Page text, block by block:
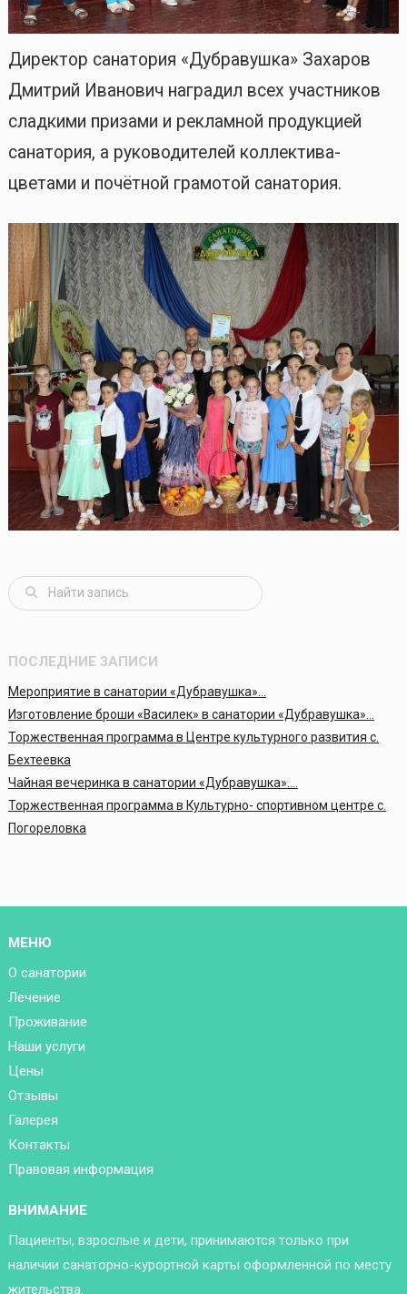
Директор санатория «Дубравушка» Захаров
Дмитрий Иванович наградил всех участников
сладкими призами и рекламной продукцией
санатория, а руководителей коллектива-
цветами и почётной грамотой санатория.
ПОСЛЕДНИЕ ЗАПИСИ
Мероприятие в санатории «Дубравушка»…
Изготовление броши «Василек» в санатории «Дубравушка»…
Торжественная программа в Центре культурного развития с.
Бехтеевка
Чайная вечеринка в санатории «Дубравушка»….
Торжественная программа в Культурно- спортивном центре с.
Погореловка
МЕНЮ
О санатории
Лечение
Проживание
Наши услуги
Цены
Отзывы
Галерея
Контакты
Правовая информация
ВНИМАНИЕ
Пациенты, взрослые и дети, принимаются только при
наличии санаторно-курортной карты оформленной по месту
жительства.